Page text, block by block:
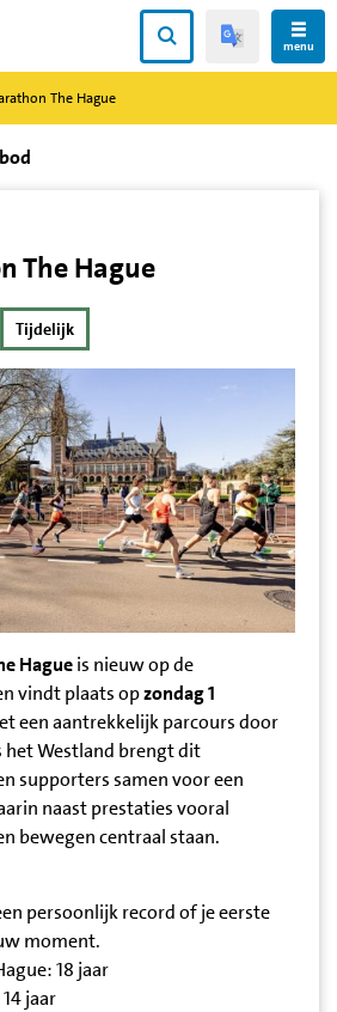
menu
The Hague
The Hague
Tijdelijk
Hagueis nieuw op de
vindt plaats opzondag 1
een aantrekkelijk parcours door
het Westland brengt dit
supporters samen voor een
naast prestaties vooral
bewegen centraal staan.
persoonlijk record of je eerste
moment.
18 jaar
jaar